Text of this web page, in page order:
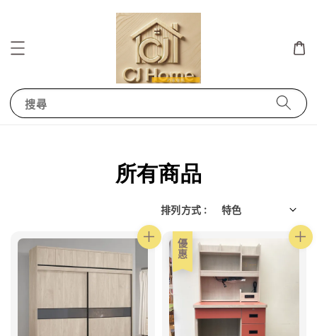
搜尋
所有商品
排列方式 :
優惠